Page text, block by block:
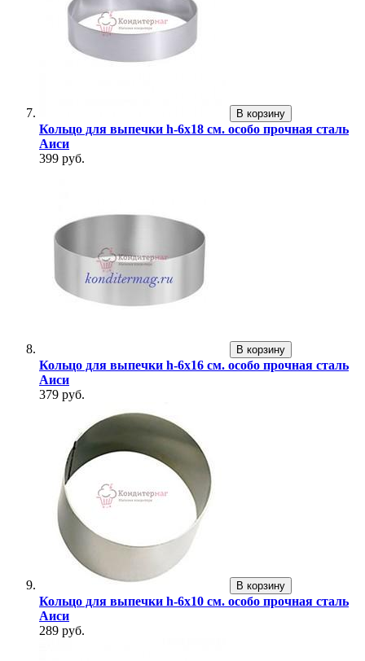
В корзину
Кольцо для выпечки h-6х18 см. особо прочная сталь
Аиси
399 руб.
В корзину
Кольцо для выпечки h-6х16 см. особо прочная сталь
Аиси
379 руб.
В корзину
Кольцо для выпечки h-6х10 см. особо прочная сталь
Аиси
289 руб.